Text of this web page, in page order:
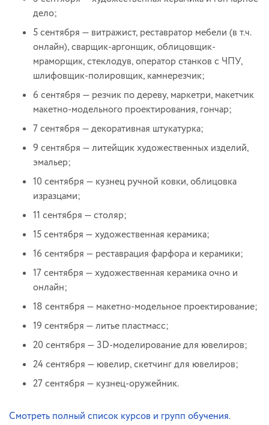
дело;
5 сентября — витражист, реставратор мебели (в т.ч.
онлайн), сварщик-аргонщик, облицовщик-
мраморщик, стеклодув, оператор станков с ЧПУ,
шлифовщик-полировщик, камнерезчик;
6 сентября — резчик по дереву, маркетри, макетчик
макетно-модельного проектирования, гончар;
7 сентября — декоративная штукатурка;
9 сентября — литейщик художественных изделий,
эмальер;
10 сентября — кузнец ручной ковки, облицовка
изразцами;
11 сентября — столяр;
15 сентября — художественная керамика;
16 сентября — реставрация фарфора и керамики;
17 сентября — художественная керамика очно и
онлайн;
18 сентября — макетно-модельное проектирование;
19 сентября — литье пластмасс;
20 сентября — 3D-моделирование для ювелиров;
24 сентября — ювелир, скетчинг для ювелиров;
27 сентября — кузнец-оружейник.
Смотреть полный список курсов и групп обучения.